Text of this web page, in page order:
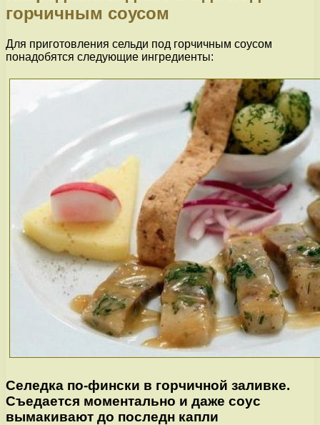
горчичным соусом
Для приготовления сельди под горчичным соусом
понадобятся следующие ингредиенты:
Селедка по-фински в горчичной заливке.
Съедается моментально и даже соус
вымакивают до последн капли